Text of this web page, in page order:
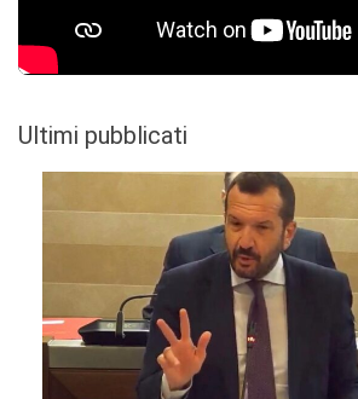
Ultimi pubblicati